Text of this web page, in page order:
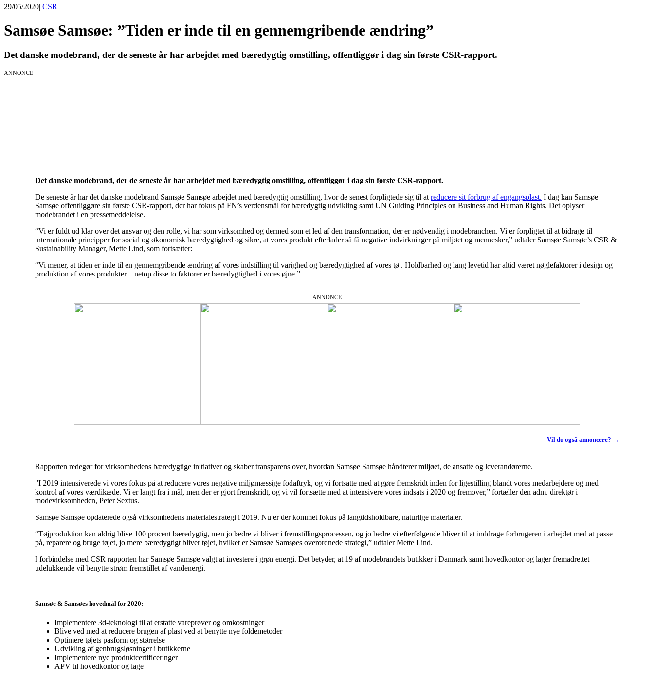
29/05/2020| CSR
Samsøe Samsøe: ”Tiden er inde til en gennemgribende ændring”
Det danske modebrand, der de seneste år har arbejdet med bæredygtig omstilling, offentliggør i dag sin første CSR-rapport.
ANNONCE
Det danske modebrand, der de seneste år har arbejdet med bæredygtig omstilling, offentliggør i dag sin første CSR-rapport.
De seneste år har det danske modebrand Samsøe Samsøe arbejdet med bæredygtig omstilling, hvor de senest forpligtede sig til at reducere sit forbrug af engangsplast. I dag kan Samsøe
Samsøe offentliggøre sin første CSR-rapport, der har fokus på FN’s verdensmål for bæredygtig udvikling samt UN Guiding Principles on Business and Human Rights. Det oplyser
modebrandet i en pressemeddelelse.
“Vi er fuldt ud klar over det ansvar og den rolle, vi har som virksomhed og dermed som et led af den transformation, der er nødvendig i modebranchen. Vi er forpligtet til at bidrage til
internationale principper for social og økonomisk bæredygtighed og sikre, at vores produkt efterlader så få negative indvirkninger på miljøet og mennesker,” udtaler Samsøe Samsøe’s CSR &
Sustainability Manager, Mette Lind, som fortsætter:
“Vi mener, at tiden er inde til en gennemgribende ændring af vores indstilling til varighed og bæredygtighed af vores tøj. Holdbarhed og lang levetid har altid været nøglefaktorer i design og
produktion af vores produkter – netop disse to faktorer er bæredygtighed i vores øjne.”
ANNONCE
Vil du også annoncere? →
Rapporten redegør for virksomhedens bæredygtige initiativer og skaber transparens over, hvordan Samsøe Samsøe håndterer miljøet, de ansatte og leverandørerne.
”I 2019 intensiverede vi vores fokus på at reducere vores negative miljømæssige fodaftryk, og vi fortsatte med at gøre fremskridt inden for ligestilling blandt vores medarbejdere og med
kontrol af vores værdikæde. Vi er langt fra i mål, men der er gjort fremskridt, og vi vil fortsætte med at intensivere vores indsats i 2020 og fremover,” fortæller den adm. direktør i
modevirksomheden, Peter Sextus.
Samsøe Samsøe opdaterede også virksomhedens materialestrategi i 2019. Nu er der kommet fokus på langtidsholdbare, naturlige materialer.
“Tøjproduktion kan aldrig blive 100 procent bæredygtig, men jo bedre vi bliver i fremstillingsprocessen, og jo bedre vi efterfølgende bliver til at inddrage forbrugeren i arbejdet med at passe
på, reparere og bruge tøjet, jo mere bæredygtigt bliver tøjet, hvilket er Samsøe Samsøes overordnede strategi,” udtaler Mette Lind.
I forbindelse med CSR rapporten har Samsøe Samsøe valgt at investere i grøn energi. Det betyder, at 19 af modebrandets butikker i Danmark samt hovedkontor og lager fremadrettet
udelukkende vil benytte strøm fremstillet af vandenergi.
Samsøe & Samsøes hovedmål for 2020:
Implementere 3d-teknologi til at erstatte vareprøver og omkostninger
Blive ved med at reducere brugen af plast ved at benytte nye foldemetoder
Optimere tøjets pasform og størrelse
Udvikling af genbrugsløsninger i butikkerne
Implementere nye produktcertificeringer
APV til hovedkontor og lage